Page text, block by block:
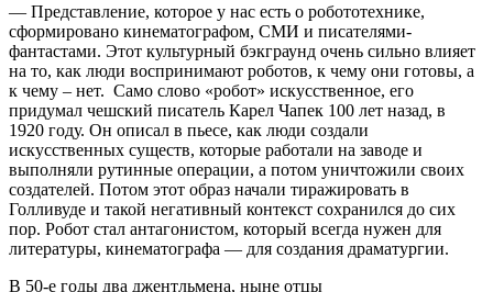
— Представление, которое у нас есть о робототехнике,
сформировано кинематографом, СМИ и писателями-
фантастами. Этот культурный бэкграунд очень сильно влияет
на то, как люди воспринимают роботов, к чему они готовы, а
к чему – нет. Само слово «робот» искусственное, его
придумал чешский писатель Карел Чапек 100 лет назад, в
1920 году. Он описал в пьесе, как люди создали
искусственных существ, которые работали на заводе и
выполняли рутинные операции, а потом уничтожили своих
создателей. Потом этот образ начали тиражировать в
Голливуде и такой негативный контекст сохранился до сих
пор. Робот стал антагонистом, который всегда нужен для
литературы, кинематографа — для создания драматургии.
В 50-е годы два джентльмена, ныне отцы